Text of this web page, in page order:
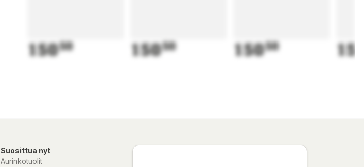
15050 15050 15050
Suosittua nyt
Aurinkotuolit